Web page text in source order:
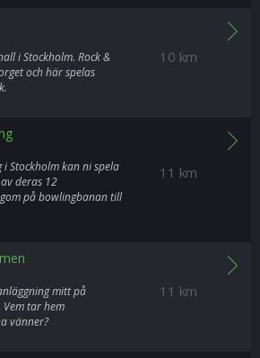
10 km
i Stockholm. Rock &
och här spelas
11 km
Stockholm kan ni spela
deras 12
på bowlingbanan till
11 km
mitt på
Vem tar hem
vänner?